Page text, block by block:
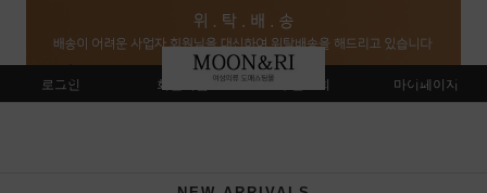
로그인 회원가입 주문조회 마이페이지